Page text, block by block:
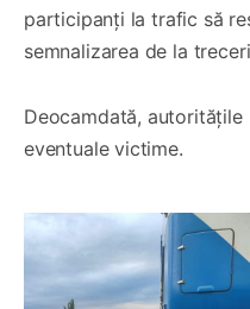
participanți la trafic să
semnalizarea de la
Deocamdată,
eventuale victime.